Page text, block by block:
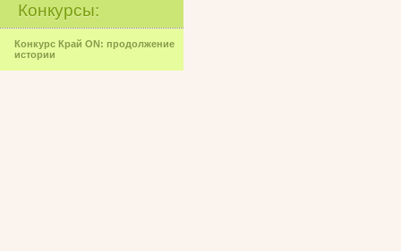
Конкурсы:
Конкурс Край ON: продолжение
истории